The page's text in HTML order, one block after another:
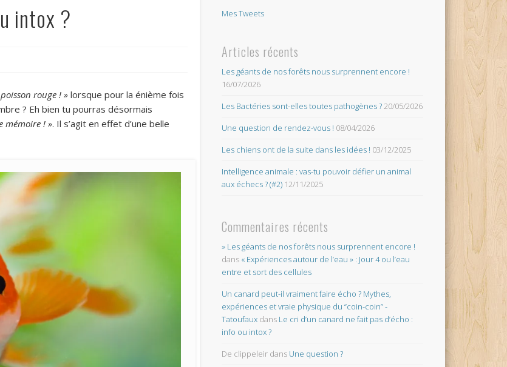
intox ?
rouge ! »lorsque pour la énième fois
? Eh bien tu pourras désormais
mémoire ! ». Il s’agit en effet d’une belle
Mes Tweets
Articles récents
Les géants de nos forêts nous surprennent encore !
16/07/2026
Les Bactéries sont-elles toutes pathogènes ?20/05/2026
Une question de rendez-vous ! 08/04/2026
Les chiens ont de la suite dans les idées ! 03/12/2025
Intelligence animale : vas-tu pouvoir défier un animal
aux échecs ? (#2) 12/11/2025
Commentaires récents
» Les géants de nos forêts nous surprennent encore !
dans « Expériences autour de l’eau » : Jour 4 ou l’eau
entre et sort des cellules
Un canard peut-il vraiment faire écho ? Mythes,
expériences et vraie physique du “coin-coin” -
Tatoufaux dans Le cri d’un canard ne fait pas d’écho :
info ou intox ?
De clippeleir dans Une question ?